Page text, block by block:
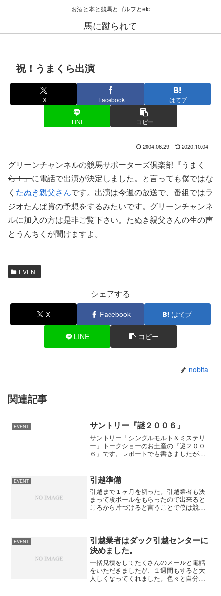
お酒と本と競馬とゴルフとetc
馬に蹴られて
祝！うまくら出演
X Facebook はてブ
LINE コピー
2004.06.29 2020.10.04
グリーンチャンネルの競馬サポーターズ倶楽部『うまく
ら！』に電話で出演が決定しました。と言っても僕ではな
く たぬき親父さんです。出演は今週の放送で、番組ではラ
ジオたんぱ賞の予想をするみたいです。グリーンチャンネ
ルに加入の方は是非ご覧下さい。たぬき親父さんの生の声
とうんちくが聞けますよ。
EVENT
シェアする
X Facebook はてブ
LINE コピー
nobita
関連記事
EVENT サントリー『謎２００６』
サントリー「シングルモルト＆ミステリ
ー」トークショーのお土産の『謎２００
６』です。レポートでも書きましたが、
れは、２００３年に初めてトークショー
にいった時に『謎２００３...
EVENT 引越準備
引越まで１ヶ月を切った。引越業者も決
まって段ボールをもらったので出来ると
ころから片づけると言うことで僕は競馬
毎日王冠やエルコンドルパ...
EVENT
引越業者はダック引越センターに
決めました。
一括見積をしてたくさんのメールと電話
をいただきましたが、１週間もすると大
人しくなってくれました。色々と自分な